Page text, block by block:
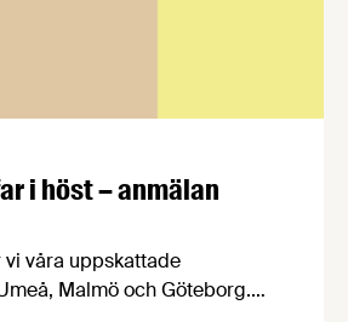
i höst – anmälan
våra uppskattade
Malmö och Göteborg.